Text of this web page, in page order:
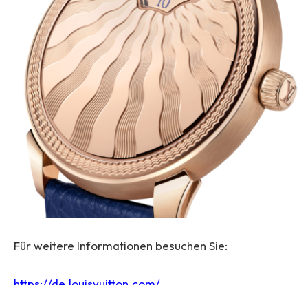
Für weitere Informationen besuchen Sie: